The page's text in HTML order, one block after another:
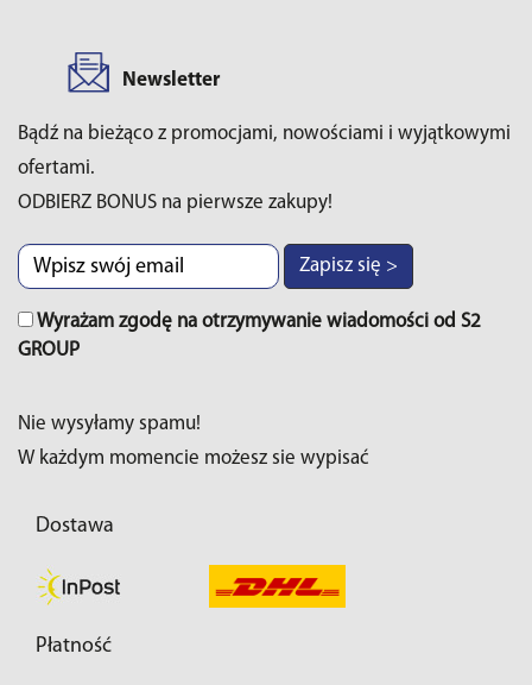
Newsletter
Bądź na bieżąco z promocjami, nowościami i wyjątkowymi
ofertami.
ODBIERZ BONUS na pierwsze zakupy!
Zapisz się >
Wyrażam zgodę na otrzymywanie wiadomości od S2
GROUP
Nie wysyłamy spamu!
W każdym momencie możesz sie wypisać
Dostawa
Płatność